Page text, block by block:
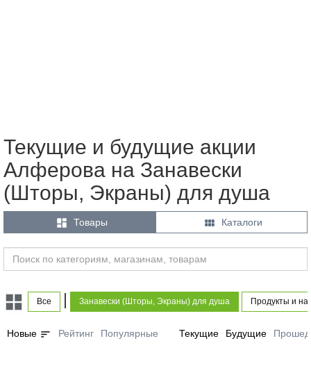
Текущие и будущие акции
Алферова на Занавески
(Шторы, Экраны) для душа
 Товары  Каталоги
Все Занавески (Шторы, Экраны) для душа Продукты и
Новые sort Рейтинг Популярные Текущие Будущие